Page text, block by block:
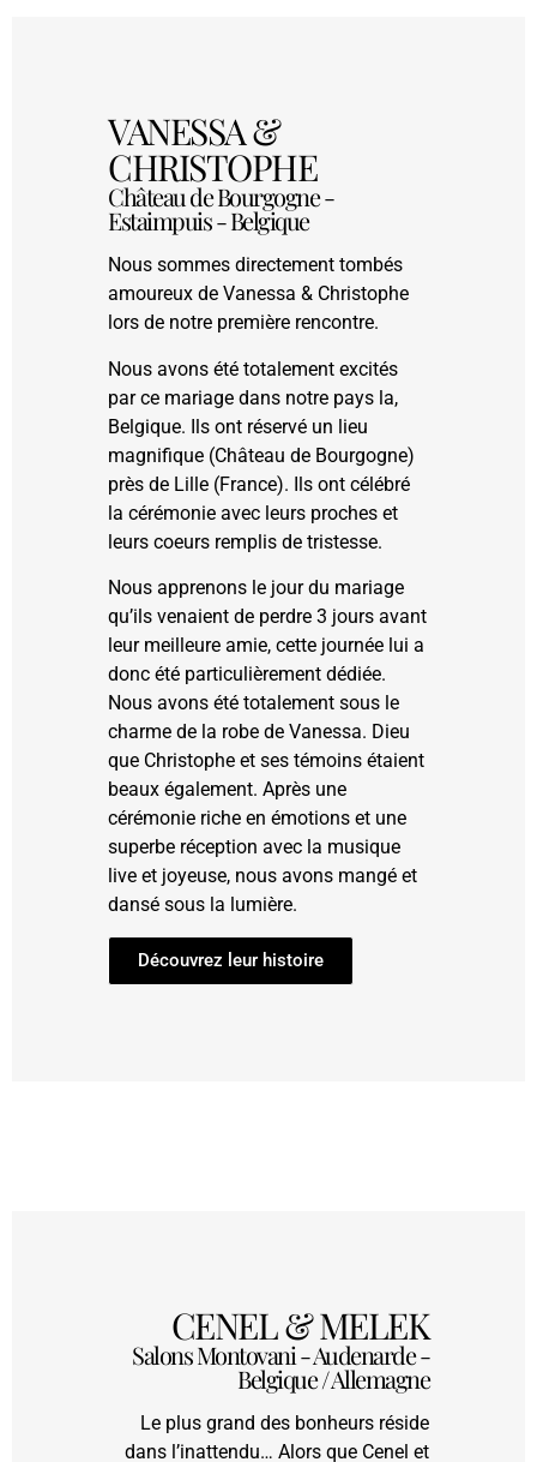
VANESSA &
CHRISTOPHE
Château de Bourgogne -
Estaimpuis - Belgique
Nous sommes directement tombés
amoureux de Vanessa & Christophe
lors de notre première rencontre.
Nous avons été totalement excités
par ce mariage dans notre pays la,
Belgique. Ils ont réservé un lieu
magnifique (Château de Bourgogne)
près de Lille (France). Ils ont célébré
la cérémonie avec leurs proches et
leurs coeurs remplis de tristesse.
Nous apprenons le jour du mariage
qu’ils venaient de perdre 3 jours avant
leur meilleure amie, cette journée lui a
donc été particulièrement dédiée.
Nous avons été totalement sous le
charme de la robe de Vanessa. Dieu
que Christophe et ses témoins étaient
beaux également. Après une
cérémonie riche en émotions et une
superbe réception avec la musique
live et joyeuse, nous avons mangé et
dansé sous la lumière.
Découvrez leur histoire
CENEL & MELEK
Salons Montovani - Audenarde -
Belgique / Allemagne
​​​​​​​Le plus grand des bonheurs réside
dans l’inattendu… Alors que Cenel et